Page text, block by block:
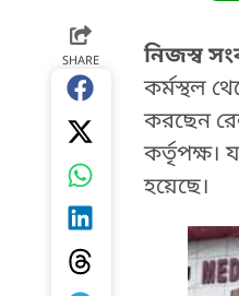
SHARE নিজস্ব
কর্মস্থল
করছেন
কর্তৃপক্ষ।
হয়েছে।